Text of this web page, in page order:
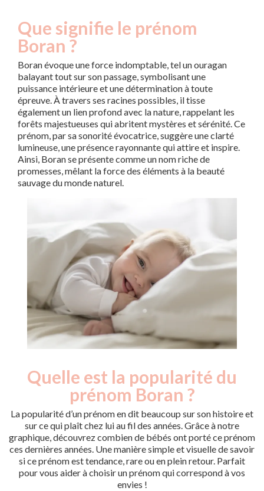
Que signifie le prénom
Boran ?
Boran évoque une force indomptable, tel un ouragan
balayant tout sur son passage, symbolisant une
puissance intérieure et une détermination à toute
épreuve. À travers ses racines possibles, il tisse
également un lien profond avec la nature, rappelant les
forêts majestueuses qui abritent mystères et sérénité. Ce
prénom, par sa sonorité évocatrice, suggère une clarté
lumineuse, une présence rayonnante qui attire et inspire.
Ainsi, Boran se présente comme un nom riche de
promesses, mêlant la force des éléments à la beauté
sauvage du monde naturel.
Quelle est la popularité du
prénom Boran ?
La popularité d’un prénom en dit beaucoup sur son histoire et
sur ce qui plaît chez lui au fil des années. Grâce à notre
graphique, découvrez combien de bébés ont porté ce prénom
ces dernières années. Une manière simple et visuelle de savoir
si ce prénom est tendance, rare ou en plein retour. Parfait
pour vous aider à choisir un prénom qui correspond à vos
envies !
Année
Nouveaux-
nés
2010
5
2011
5
2012
10
2013
5
2015
5
2016
5